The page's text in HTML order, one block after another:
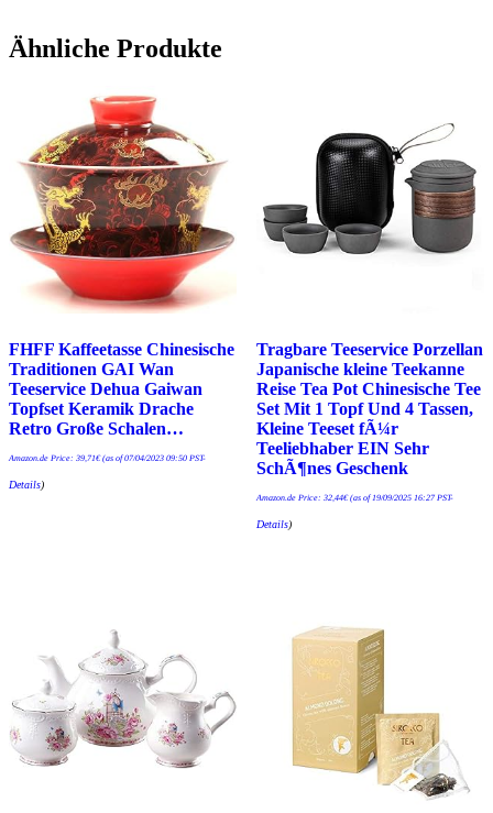
Ähnliche Produkte
FHFF Kaffeetasse Chinesische
Traditionen GAI Wan
Teeservice Dehua Gaiwan
Topfset Keramik Drache
Retro Große Schalen…
Amazon.de Price: 39,71€(as of 07/04/2023 09:50 PST-
Details)
Tragbare Teeservice Porzellan
Japanische kleine Teekanne
Reise Tea Pot Chinesische Tee
Set Mit 1 Topf Und 4 Tassen,
Kleine Teeset fÃ¼r
Teeliebhaber EIN Sehr
SchÃ¶nes Geschenk
Amazon.de Price: 32,44€(as of 19/09/2025 16:27 PST-
Details)